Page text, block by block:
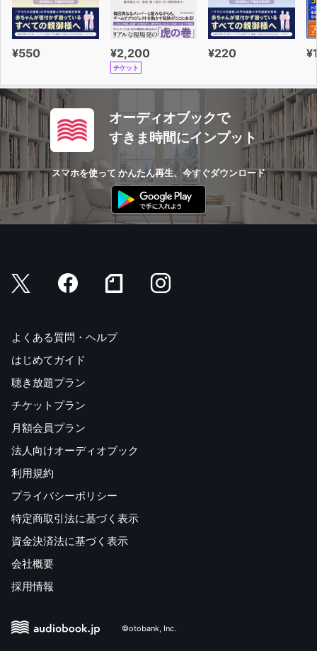
¥550 ¥2,200
チケット
¥220
オーディオブックで
すきま時間にインプット
スマホを使って かんたん再生、今すぐダウンロード
よくある質問・ヘルプ
はじめてガイド
聴き放題プラン
チケットプラン
月額会員プラン
法人向けオーディオブック
利用規約
プライバシーポリシー
特定商取引法に基づく表示
資金決済法に基づく表示
会社概要
採用情報
©otobank, Inc.